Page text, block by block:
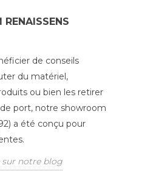
de conseils
du matériel,
ou bien les retirer
port, notre showroom
a été conçu pour
notre blog